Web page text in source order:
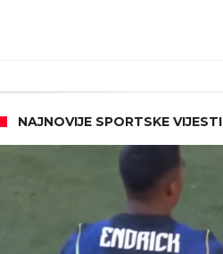
NAJNOVIJE SPORTSKE VIJESTI